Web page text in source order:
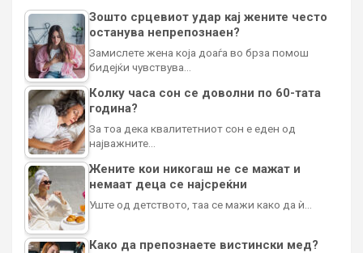
Зошто срцевиот удар кај жените често
останува непрепознаен?
Замислете жена која доаѓа во брза помош
бидејќи чувствува…
Колку часа сон се доволни по 60-тата
година?
За тоа дека квалитетниот сон е еден од
најважните…
Жените кои никогаш не се мажат и
немаат деца се најсреќни
Уште од детството, таа се мажи како да ѝ…
Како да препознаете вистински мед?